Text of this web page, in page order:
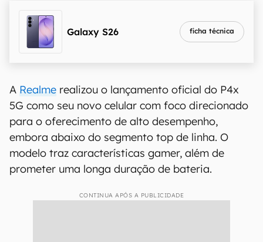
Galaxy S26 ficha técnica
A Realme realizou o lançamento oficial do P4x
5G como seu novo celular com foco direcionado
para o oferecimento de alto desempenho,
embora abaixo do segmento top de linha. O
modelo traz características gamer, além de
prometer uma longa duração de bateria.
CONTINUA APÓS A PUBLICIDADE